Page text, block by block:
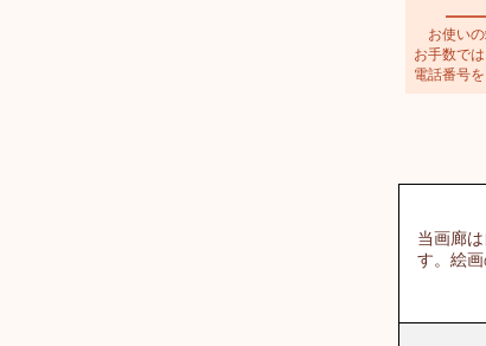
お使いの
お手数で
電話番号
当画廊
す。絵